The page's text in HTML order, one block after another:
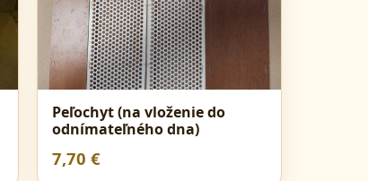
Peľochyt (na vloženie do
odnímateľného dna)
7,70 €